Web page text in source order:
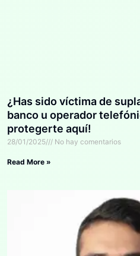
¿Has sido víctima de
banco u operador
protegerte aquí!
28/01/2025 No hay comentarios
Read More »